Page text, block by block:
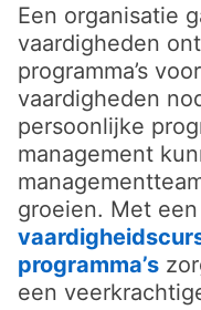
Een organisatie
vaardigheden
programma’s
vaardigheden
persoonlijke
management
groeien. Met een
programma’s
een